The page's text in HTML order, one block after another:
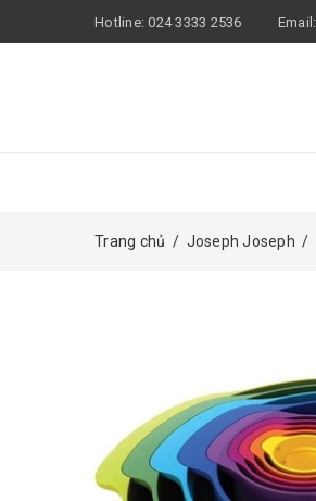
Hotline:024 3333 2536 Email:
Trang chủ / Joseph Joseph /